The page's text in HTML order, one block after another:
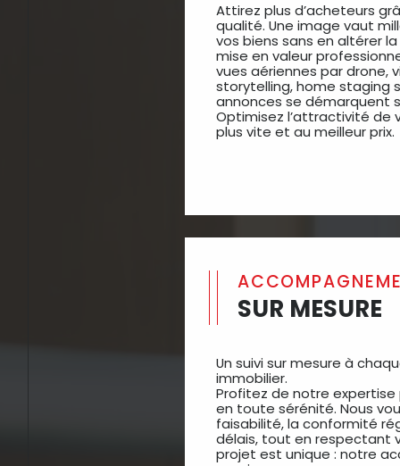
Attirez plus d’acheteurs
qualité. Une image vaut
vos biens sans en altérer
mise en valeur
vues aériennes par drone,
storytelling, home staging
annonces se démarquent
Optimisez l’attractivité de
plus vite et au meilleur prix.
SUR MESURE
Un suivi sur mesure à
immobilier.
Profitez de notre
en toute sérénité. Nous
faisabilité, la conformité
délais, tout en respectant
projet est unique : notre